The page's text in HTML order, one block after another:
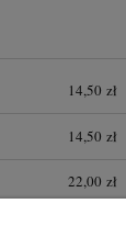
14,50 zł
14,50 zł
22,00 zł